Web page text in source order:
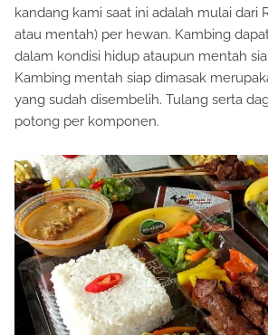
kandang kami saat ini adalah mulai dari
atau mentah) per hewan. Kambing
dalam kondisi hidup ataupun mentah
Kambing mentah siap dimasak
yang sudah disembelih. Tulang serta
potong per komponen.